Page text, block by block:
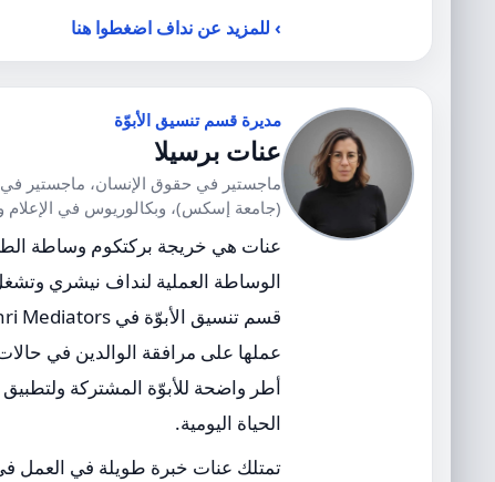
للمزيد عن نداف اضغطوا هنا
مديرة قسم تنسيق الأبوّة
عنات برسيلا
ماجستير في حقوق الإنسان، ماجستير في
(جامعة إسكس)، وبكالوريوس في الإعلام
عنات هي خريجة بركتكوم وساطة
الوساطة العملية لنداف نيشري
عملها على مرافقة الوالدين في
أطر واضحة للأبوّة المشتركة ولتطبيق
الحياة اليومية.
تمتلك عنات خبرة طويلة في العمل